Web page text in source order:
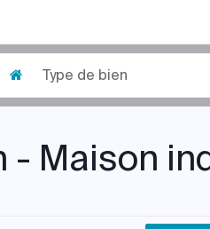
Type de bien
- Maison